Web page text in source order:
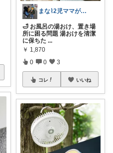
まな⌇2児ママが目指すゆとりある暮らし
🛁 お風呂の湯おけ、置き場
所に困る問題 湯おけを清潔
に保ちた ...
￥ 1,870
0 0 3
コレ いいね